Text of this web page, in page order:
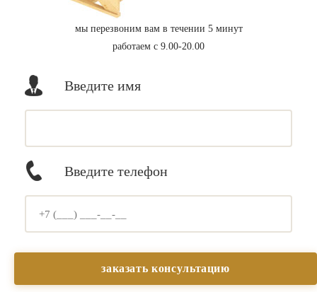
мы перезвоним вам в течении 5 минут
работаем с 9.00-20.00
Введите имя
Введите телефон